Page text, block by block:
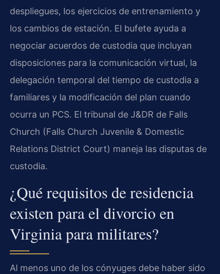
despliegues, los ejercicios de entrenamiento y
los cambios de estación. El bufete ayuda a
negociar acuerdos de custodia que incluyan
disposiciones para la comunicación virtual, la
delegación temporal del tiempo de custodia a
familiares y la modificación del plan cuando
ocurra un PCS. El tribunal de J&DR de Falls
Church (Falls Church Juvenile & Domestic
Relations District Court) maneja las disputas de
custodia.
¿Qué requisitos de residencia
existen para el divorcio en
Virginia para militares?
Al menos uno de los cónyuges debe haber sido